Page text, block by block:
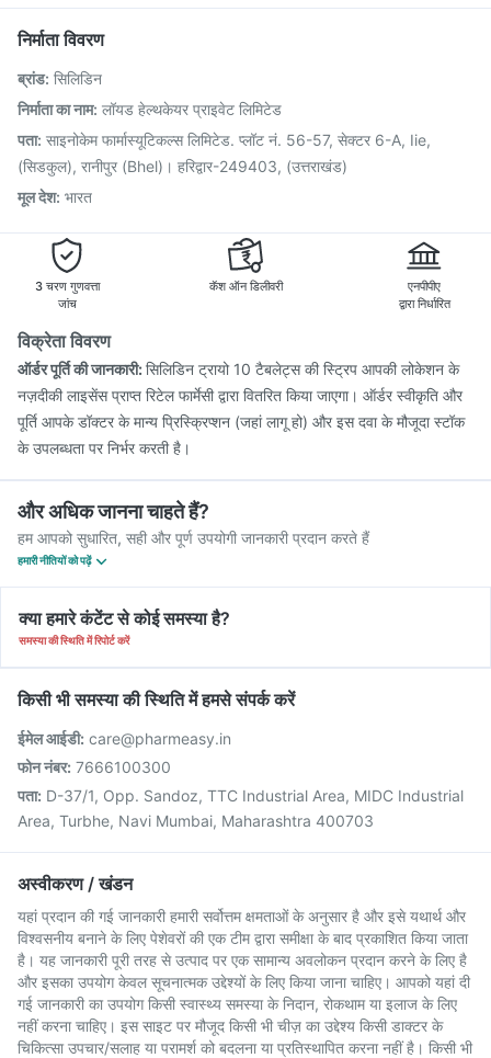
Vaxiflu 2025-2026 Vaccine
Havrix 720 Junior Vaccine
Tetanus Vaccine Gardasil Injection
Biovac A Vaccine Typbar TCV Injection
Pneumovax 23 Vaccine Jeev 3mcg Vaccine
निर्माता विवरण
ब्रांड: सिलिडिन
निर्माता का नाम: लॉयड हेल्थकेयर प्राइवेट लिमिटेड
पता: साइनोकेम फार्मास्यूटिकल्स लिमिटेड. प्लॉट नं. 56-57, सेक्टर 6-A, Iie,
(सिडकुल), रानीपुर (Bhel)। हरिद्वार-249403, (उत्तराखंड)
मूल देश: भारत
3 चरण गुणवत्ता
जांच
कॅश ऑन डिलीवरी
एनपीपीए
द्वारा निर्धारित
विक्रेता विवरण
ऑर्डर पूर्ति की जानकारी:सिलिडिन ट्रायो 10 टैबलेट्स की स्ट्रिप आपकी लोकेशन के
नज़दीकी लाइसेंस प्राप्त रिटेल फार्मेसी द्वारा वितरित किया जाएगा। ऑर्डर स्वीकृति और
पूर्ति आपके डॉक्टर के मान्य प्रिस्क्रिप्शन (जहां लागू हो) और इस दवा के मौजूदा स्टॉक
के उपलब्धता पर निर्भर करती है।
और अधिक जानना चाहते हैं?
हम आपको सुधारित, सही और पूर्ण उपयोगी जानकारी प्रदान करते हैं
हमारी नीतियों को पढ़ें
क्या हमारे कंटेंट से कोई समस्या है?
समस्या की स्थिति में रिपोर्ट करें
किसी भी समस्या की स्थिति में हमसे संपर्क करें
ईमेल आईडी: care@pharmeasy.in
फोन नंबर: 7666100300
पता: D-37/1, Opp. Sandoz, TTC Industrial Area, MIDC Industrial
Area, Turbhe, Navi Mumbai, Maharashtra 400703
अस्वीकरण / खंडन
यहां प्रदान की गई जानकारी हमारी सर्वोत्तम क्षमताओं के अनुसार है और इसे यथार्थ और
विश्वसनीय बनाने के लिए पेशेवरों की एक टीम द्वारा समीक्षा के बाद प्रकाशित किया जाता
है। यह जानकारी पूरी तरह से उत्पाद पर एक सामान्य अवलोकन प्रदान करने के लिए है
और इसका उपयोग केवल सूचनात्मक उद्देश्यों के लिए किया जाना चाहिए। आपको यहां दी
गई जानकारी का उपयोग किसी स्वास्थ्य समस्या के निदान, रोकथाम या इलाज के लिए
नहीं करना चाहिए। इस साइट पर मौजूद किसी भी चीज़ का उद्देश्य किसी डाक्टर के
चिकित्सा उपचार/सलाह या परामर्श को बदलना या प्रतिस्थापित करना नहीं है। किसी भी